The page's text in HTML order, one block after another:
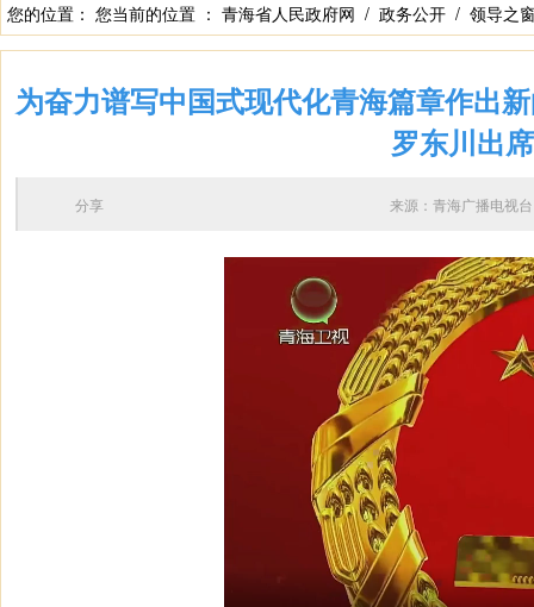
您的位置： 您当前的位置 ： 青海省人民政府网 / 政务公开 / 领导之
为奋力谱写中国式现代化青海篇章作出
罗东川出
来源：青海广播电
分享